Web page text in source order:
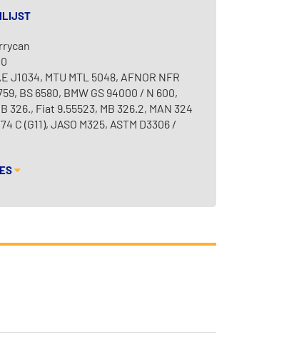
J1034, MTU MTL 5048, AFNOR NFR
BS 6580, BMW GS 94000 / N 600,
326., Fiat 9.55523, MB 326.2, MAN 324
C (G11), JASO M325, ASTM D3306 /